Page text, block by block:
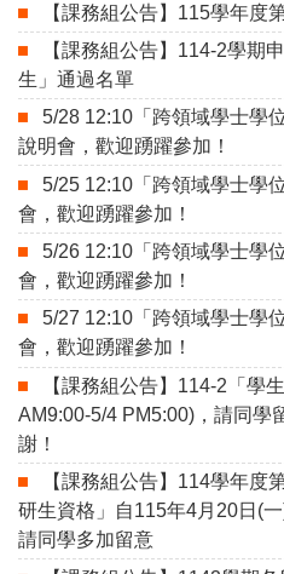
【課務組公告】115學年度
【課務組公告】114-2學期
生」通過名單
5/28 12:10「跨領域學士學
說明會，歡迎踴躍參加！
5/25 12:10「跨領域學士學
會，歡迎踴躍參加！
5/26 12:10「跨領域學士學
會，歡迎踴躍參加！
5/27 12:10「跨領域學士學
會，歡迎踴躍參加！
【課務組公告】114-2「學
AM9:00-5/4 PM5:00)，請同學
謝！
【課務組公告】114學年度
研生資格」自115年4月20日(
請同學多加留意